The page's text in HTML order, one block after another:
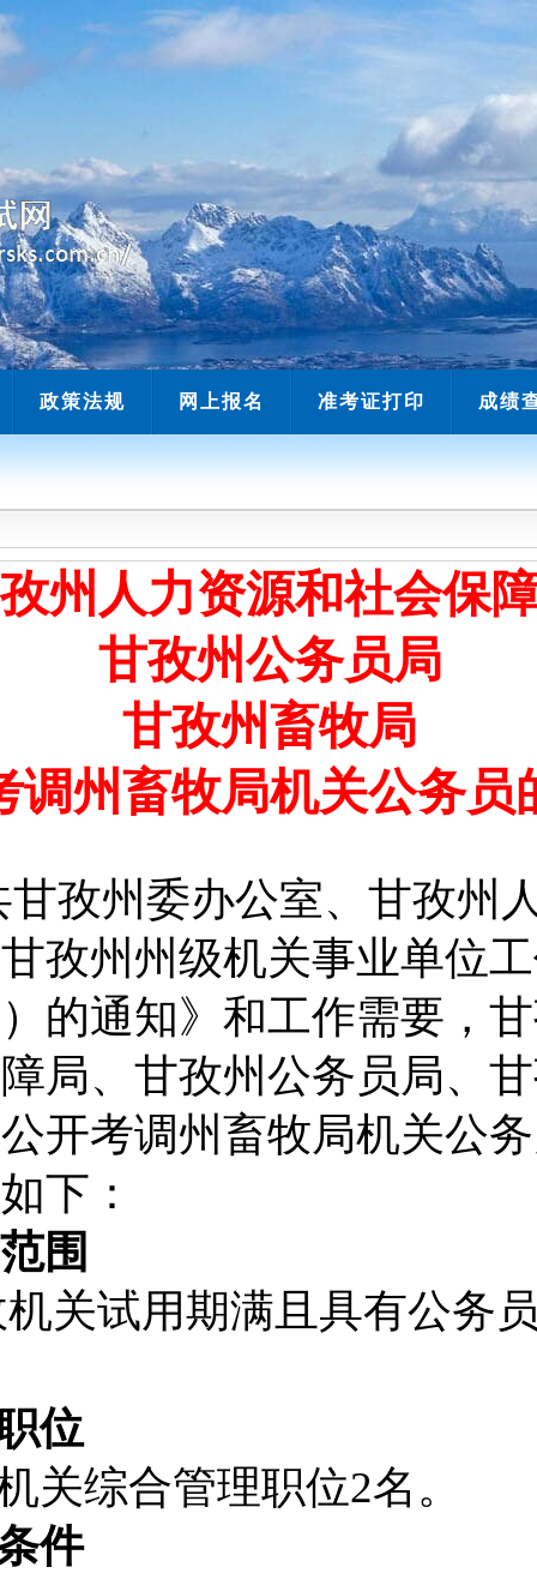
政策法规 网上报名 准考证打印 成绩
当前时间：
州人力资源和社会保
甘孜州公务员局
甘孜州畜牧局
调州畜牧局机关公务员
孜州委办公室、甘孜州
孜州州级机关事业单位
的通知》和工作需要，
局、甘孜州公务员局、
开考调州畜牧局机关公
下：
围
关试用期满且具有公务
位
关综合管理职位2名。
件